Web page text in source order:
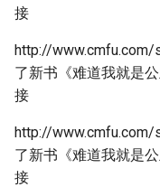
接
http://www.cmfu.com/
了新书《难道我就是
接
http://www.cmfu.com/
了新书《难道我就是
接